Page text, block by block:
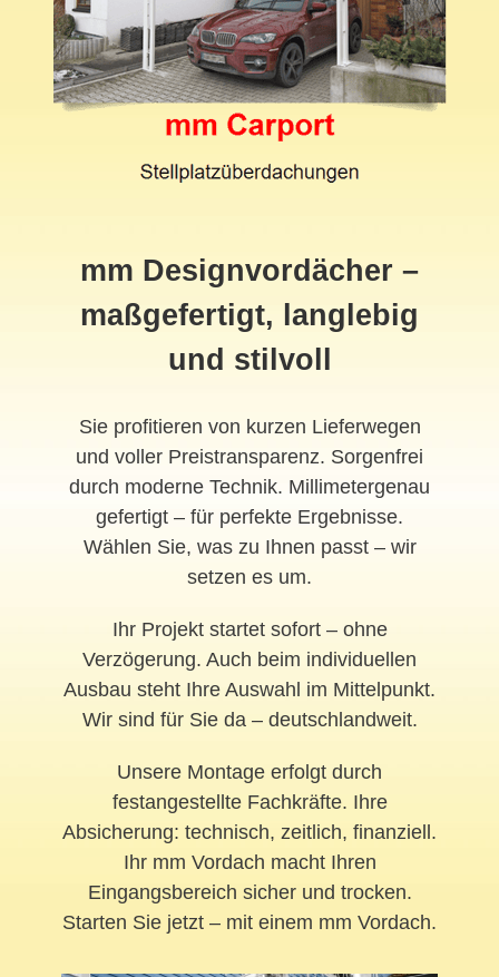
mm Designvordächer –
maßgefertigt, langlebig
und stilvoll
Sie profitieren von kurzen Lieferwegen
und voller Preistransparenz. Sorgenfrei
durch moderne Technik. Millimetergenau
gefertigt – für perfekte Ergebnisse.
Wählen Sie, was zu Ihnen passt – wir
setzen es um.
Ihr Projekt startet sofort – ohne
Verzögerung. Auch beim individuellen
Ausbau steht Ihre Auswahl im Mittelpunkt.
Wir sind für Sie da – deutschlandweit.
Unsere Montage erfolgt durch
festangestellte Fachkräfte. Ihre
Absicherung: technisch, zeitlich, finanziell.
Ihr mm Vordach macht Ihren
Eingangsbereich sicher und trocken.
Starten Sie jetzt – mit einem mm Vordach.